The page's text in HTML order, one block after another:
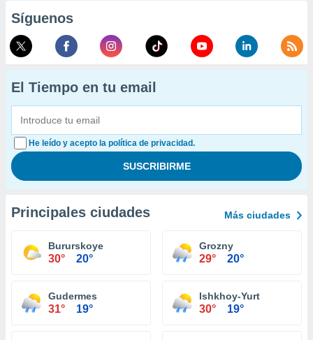
Síguenos
El Tiempo en tu email
He leído y acepto la política de privacidad.
Principales ciudades Más ciudades
Bururskoye
30° 20°
Grozny
29° 20°
Gudermes
31° 19°
Ishkhoy-Yurt
30° 19°